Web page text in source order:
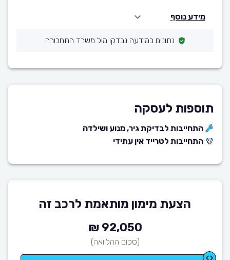
מידע נוסף
נתונים במודעה נבדקו מול משרד התחבורה
תוספות לעסקה
התחייבות לבדיקת גיר, מנוע ושילדה
התחייבות לטרייד אין עתידי
הצעת מימון מותאמת לרכב זה
92,050 ₪
(סכום ההלוואה)